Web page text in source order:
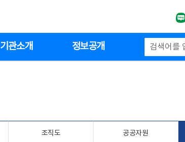
기관소개 정보공개
조직도 공공자원